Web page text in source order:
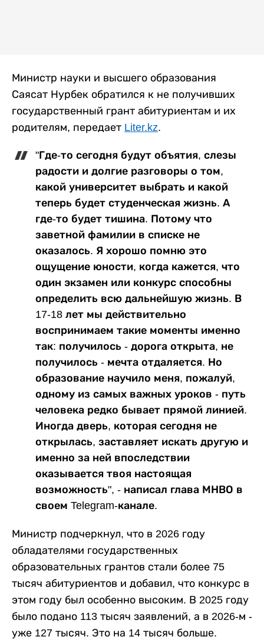
Министр науки и высшего образования
Саясат Нурбек обратился к не получивших
государственный грант абитуриентам и их
родителям, передает Liter.kz.
"Где-то сегодня будут объятия, слезы
радости и долгие разговоры о том,
какой университет выбрать и какой
теперь будет студенческая жизнь. А
где-то будет тишина. Потому что
заветной фамилии в списке не
оказалось. Я хорошо помню это
ощущение юности, когда кажется, что
один экзамен или конкурс способны
определить всю дальнейшую жизнь. В
17-18 лет мы действительно
воспринимаем такие моменты именно
так: получилось - дорога открыта, не
получилось - мечта отдаляется. Но
образование научило меня, пожалуй,
одному из самых важных уроков - путь
человека редко бывает прямой линией.
Иногда дверь, которая сегодня не
открылась, заставляет искать другую и
именно за ней впоследствии
оказывается твоя настоящая
возможность", - написал глава МНВО в
своем Telegram-канале.
Министр подчеркнул, что в 2026 году
обладателями государственных
образовательных грантов стали более 75
тысяч абитуриентов и добавил, что конкурс в
этом году был особенно высоким. В 2025 году
было подано 113 тысяч заявлений, а в 2026-м -
уже 127 тысяч. Это на 14 тысяч больше.